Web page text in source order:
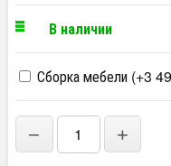
В наличии
Сборка мебели (+3
− +